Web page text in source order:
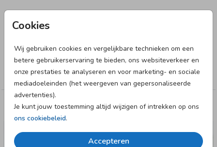
Cookies
Wij gebruiken cookies en vergelijkbare technieken om een
betere gebruikerservaring te bieden, ons websiteverkeer en
onze prestaties te analyseren en voor marketing- en sociale
mediadoeleinden (het weergeven van gepersonaliseerde
advertenties).
Je kunt jouw toestemming altijd wijzigen of intrekken op ons
ons cookiebeleid.
Accepteren
Collectie
Meisje
Deze designs vind je misschien ook leuk